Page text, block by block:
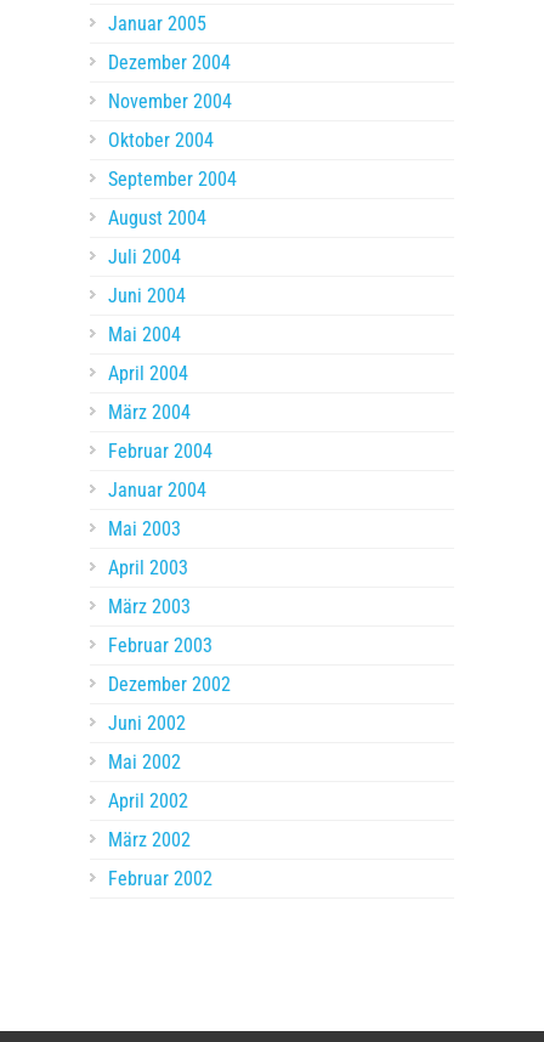
Januar 2005
Dezember 2004
November 2004
Oktober 2004
September 2004
August 2004
Juli 2004
Juni 2004
Mai 2004
April 2004
März 2004
Februar 2004
Januar 2004
Mai 2003
April 2003
März 2003
Februar 2003
Dezember 2002
Juni 2002
Mai 2002
April 2002
März 2002
Februar 2002